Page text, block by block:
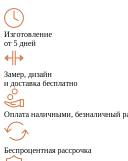
Изготовление
от 5 дней
Замер, дизайн
и доставка бесплатно
Оплата наличными, безналичный
Беспроцентная рассрочка